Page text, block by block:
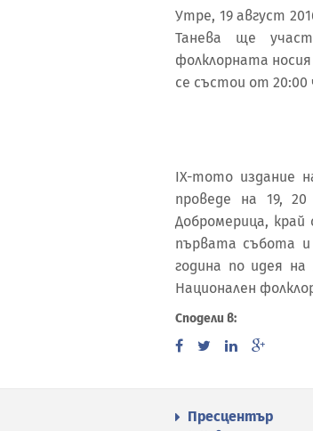
Утре, 19 август
Танева ще
фолклорната
се състои от 20:00
IX-тото издание
проведе на 19,
Добромерица,
първата събота и
година по идея
Национален
Сподели в:
Пресцентър